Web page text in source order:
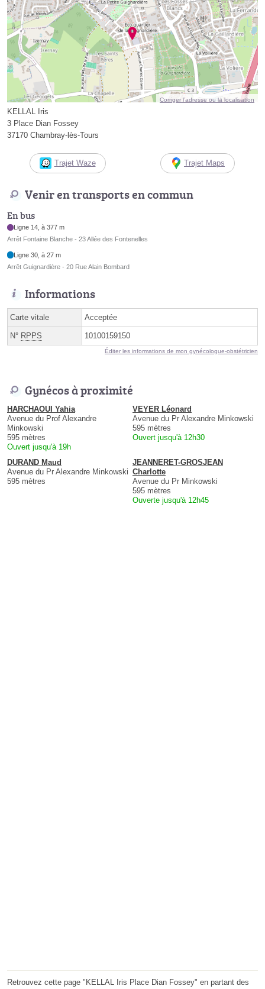
Corriger l’adresse ou la localisation
KELLAL Iris
3 Place Dian Fossey
37170 Chambray-lès-Tours
Trajet Waze Trajet Maps
Venir en transports en commun
En bus
Ligne 14, à 377 m
Arrêt Fontaine Blanche - 23 Allée des Fontenelles
Ligne 30, à 27 m
Arrêt Guignardière - 20 Rue Alain Bombard
Informations
Carte vitale Acceptée
N° RPPS 10100159150
Éditer les informations de mon gynécologue-obstétricien
Gynécos à proximité
HARCHAOUI Yahia
Avenue du Prof Alexandre
Minkowski
595 mètres
Ouvert jusqu'à 19h
VEYER Léonard
Avenue du Pr Alexandre Minkowski
595 mètres
Ouvert jusqu'à 12h30
DURAND Maud
Avenue du Pr Alexandre Minkowski
595 mètres
JEANNERET-GROSJEAN
Charlotte
Avenue du Pr Minkowski
595 mètres
Ouverte jusqu'à 12h45
Retrouvez cette page "KELLAL Iris Place Dian Fossey" en partant des